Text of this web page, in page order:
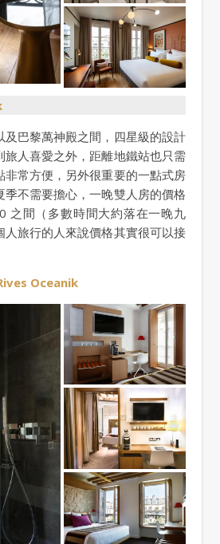
及巴黎萬神殿之間，四星級的設計
旅人喜愛之外，距離地鐵站也只需
非常方便，另外很重要的一點式房
季不需要擔心，一晚雙人房的價格
之間（多數時間大約落在一晚九
人旅行的人來說價格其實很可以接
Oceanik